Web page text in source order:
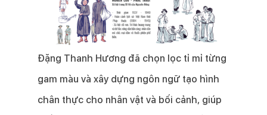
Đặng Thanh Hương đã chọn lọc tỉ mỉ từng
gam màu và xây dựng ngôn ngữ tạo hình
chân thực cho nhân vật và bối cảnh, giúp